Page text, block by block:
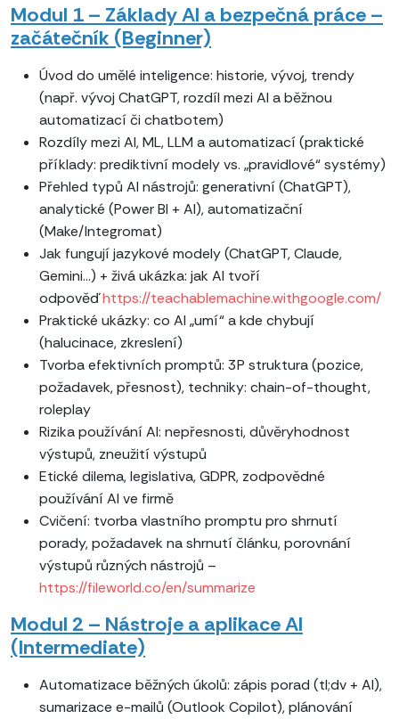
Modul 1 – Základy AI a bezpečná práce –
začátečník (Beginner)
Úvod do umělé inteligence: historie, vývoj, trendy
(např. vývoj ChatGPT, rozdíl mezi AI a běžnou
automatizací či chatbotem)
Rozdíly mezi AI, ML, LLM a automatizací (praktické
příklady: prediktivní modely vs. „pravidlové“ systémy)
Přehled typů AI nástrojů: generativní (ChatGPT),
analytické (Power BI + AI), automatizační
(Make/Integromat)
Jak fungují jazykové modely (ChatGPT, Claude,
Gemini...) + živá ukázka: jak AI tvoří
odpověďhttps://teachablemachine.withgoogle.com/
Praktické ukázky: co AI „umí“ a kde chybují
(halucinace, zkreslení)
Tvorba efektivních promptů: 3P struktura (pozice,
požadavek, přesnost), techniky: chain-of-thought,
roleplay
Rizika používání AI: nepřesnosti, důvěryhodnost
výstupů, zneužití výstupů
Etické dilema, legislativa, GDPR, zodpovědné
používání AI ve firmě
Cvičení: tvorba vlastního promptu pro shrnutí
porady, požadavek na shrnutí článku, porovnání
výstupů různých nástrojů –
https://fileworld.co/en/summarize
Modul 2 – Nástroje a aplikace AI
(Intermediate)
Automatizace běžných úkolů: zápis porad (tl;dv + AI),
sumarizace e-mailů (Outlook Copilot), plánování